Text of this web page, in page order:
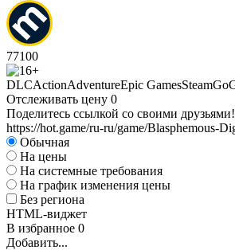
77100
DLCActionAdventureEpic GamesSteam
Отслеживать цену 0
Поделитесь ссылкой со своими друзьями!
https://hot.game/ru-ru/game/Blasphemous-
Обычная
На цены
На системные требования
На график изменения цены
Без региона
HTML-виджет
В избранное 0
Добавить...